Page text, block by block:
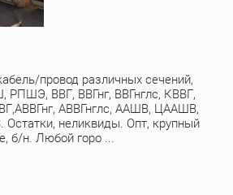
провод различных сечений,
ВВГ, ВВГнг, ВВГнглс, КВВГ,
АВВГнглс, ААШВ, ЦААШВ,
неликвиды. Опт, крупный
б/н. Любой горо ...